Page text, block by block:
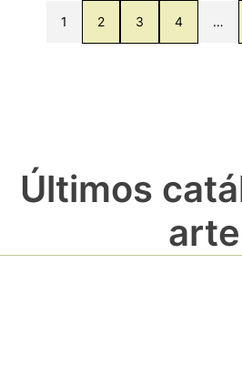
1 2 3 4 …
Últimos
arte